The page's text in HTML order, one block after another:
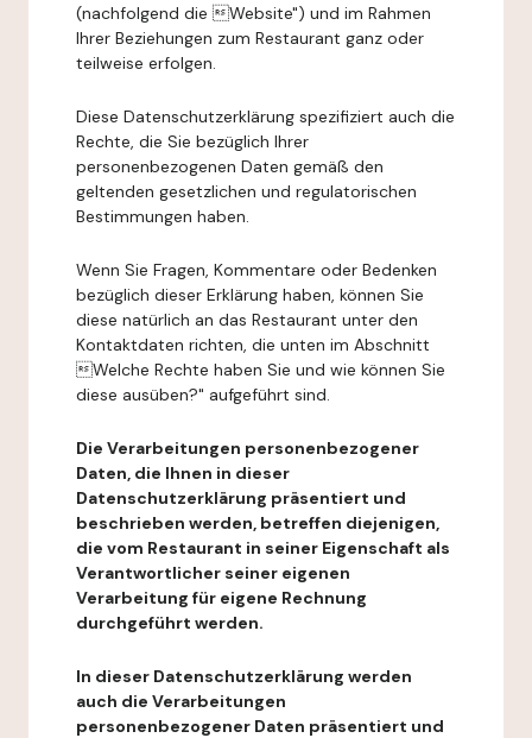
(nachfolgend die Website") und im Rahmen
Ihrer Beziehungen zum Restaurant ganz oder
teilweise erfolgen.
Diese Datenschutzerklärung spezifiziert auch die
Rechte, die Sie bezüglich Ihrer
personenbezogenen Daten gemäß den
geltenden gesetzlichen und regulatorischen
Bestimmungen haben.
Wenn Sie Fragen, Kommentare oder Bedenken
bezüglich dieser Erklärung haben, können Sie
diese natürlich an das Restaurant unter den
Kontaktdaten richten, die unten im Abschnitt
Welche Rechte haben Sie und wie können Sie
diese ausüben?" aufgeführt sind.
Die Verarbeitungen personenbezogener
Daten, die Ihnen in dieser
Datenschutzerklärung präsentiert und
beschrieben werden, betreffen diejenigen,
die vom Restaurant in seiner Eigenschaft als
Verantwortlicher seiner eigenen
Verarbeitung für eigene Rechnung
durchgeführt werden.
In dieser Datenschutzerklärung werden
auch die Verarbeitungen
personenbezogener Daten präsentiert und